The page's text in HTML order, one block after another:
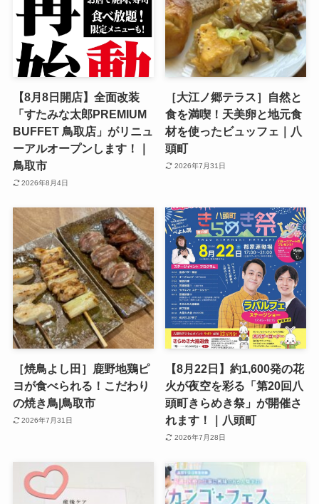
【8月8日開店】全面改装
「すたみな太郎PREMIUM
BUFFET 鳥取店」がリニュ
ーアルオープンします！｜
鳥取市
2026年8月4日
［大江ノ郷テラス］自然と
食を満喫！天美卵と地元食
材を使ったビュッフェ｜八
頭町
2026年7月31日
［焼鳥よし田］鹿野地鶏ピ
ヨが食べられる！こだわり
の焼き鳥|鳥取市
2026年7月31日
【8月22日】約1,600発の花
火が夜空を彩る「第20回八
頭町きらめき祭」が開催さ
れます！｜八頭町
2026年7月28日